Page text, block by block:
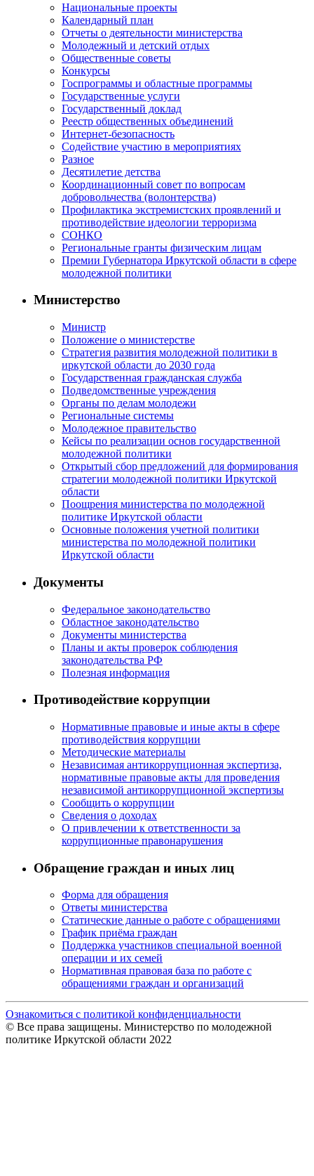
Национальные проекты
Календарный план
Отчеты о деятельности министерства
Молодежный и детский отдых
Общественные советы
Конкурсы
Госпрограммы и областные программы
Государственные услуги
Государственный доклад
Реестр общественных объединений
Интернет-безопасность
Содействие участию в мероприятиях
Разное
Десятилетие детства
Координационный совет по вопросам
добровольчества (волонтерства)
Профилактика экстремистских проявлений и
противодействие идеологии терроризма
СОНКО
Региональные гранты физическим лицам
Премии Губернатора Иркутской области в сфере
молодежной политики
Министерство
Министр
Положение о министерстве
Стратегия развития молодежной политики в
иркутской области до 2030 года
Государственная гражданская служба
Подведомственные учреждения
Органы по делам молодежи
Региональные системы
Молодежное правительство
Кейсы по реализации основ государственной
молодежной политики
Открытый сбор предложений для формирования
стратегии молодежной политики Иркутской
области
Поощрения министерства по молодежной
политике Иркутской области
Основные положения учетной политики
министерства по молодежной политики
Иркутской области
Документы
Федеральное законодательство
Областное законодательство
Документы министерства
Планы и акты проверок соблюдения
законодательства РФ
Полезная информация
Противодействие коррупции
Нормативные правовые и иные акты в сфере
противодействия коррупции
Методические материалы
Независимая антикоррупционная экспертиза,
нормативные правовые акты для проведения
независимой антикоррупционной экспертизы
Сообщить о коррупции
Сведения о доходах
О привлечении к ответственности за
коррупционные правонарушения
Обращение граждан и иных лиц
Форма для обращения
Ответы министерства
Статические данные о работе с обращениями
График приёма граждан
Поддержка участников специальной военной
операции и их семей
Нормативная правовая база по работе с
обращениями граждан и организаций
Ознакомиться с политикой конфиденциальности
© Все права защищены. Министерство по молодежной
политике Иркутской области 2022